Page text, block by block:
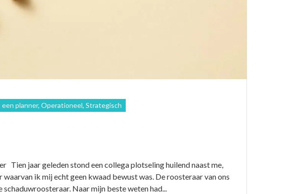
een planner, Operationeel, Strategisch
Tien jaar geleden stond een collega plotseling huilend naast me,
ik mij echt geen kwaad bewust was. De roosteraar van ons
Naar mijn beste weten had...